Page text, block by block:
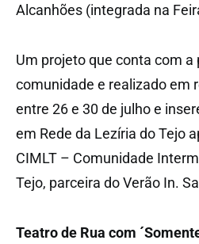
Alcanhões (integrada na
Um projeto que conta com a
comunidade e realizado em
entre 26 e 30 de julho e
em Rede da Lezíria do Tejo
CIMLT – Comunidade
Tejo, parceira do Verão In.
Teatro de Rua com